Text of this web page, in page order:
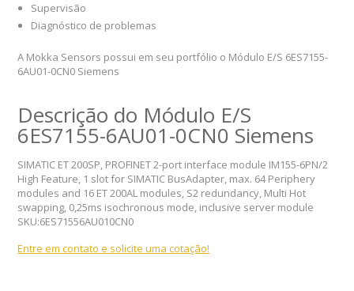
Supervisão
Diagnóstico de problemas
A Mokka Sensors possui em seu portfólio o Módulo E/S 6ES7155-
6AU01-0CN0 Siemens
Descrição do Módulo E/S
6ES7155-6AU01-0CN0 Siemens
SIMATIC ET 200SP, PROFINET 2-port interface module IM155-6PN/2
High Feature, 1 slot for SIMATIC BusAdapter, max. 64 Periphery
modules and 16 ET 200AL modules, S2 redundancy, Multi Hot
swapping, 0,25ms isochronous mode, inclusive server module
SKU:6ES71556AU010CN0
Entre em contato e solicite uma cotação!